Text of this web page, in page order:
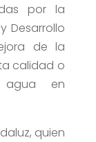
por la
Desarrollo
de la
calidad o
en
quien